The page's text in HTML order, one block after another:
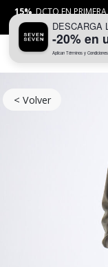
15% DCTO EN
< Volver
DESCARGA
-20% en
Aplican Términos y Condiciones